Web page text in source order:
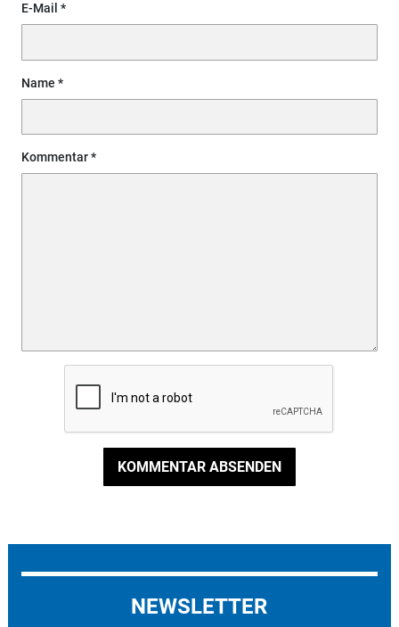
E-Mail
Name
Kommentar
KOMMENTAR ABSENDEN
NEWSLETTER